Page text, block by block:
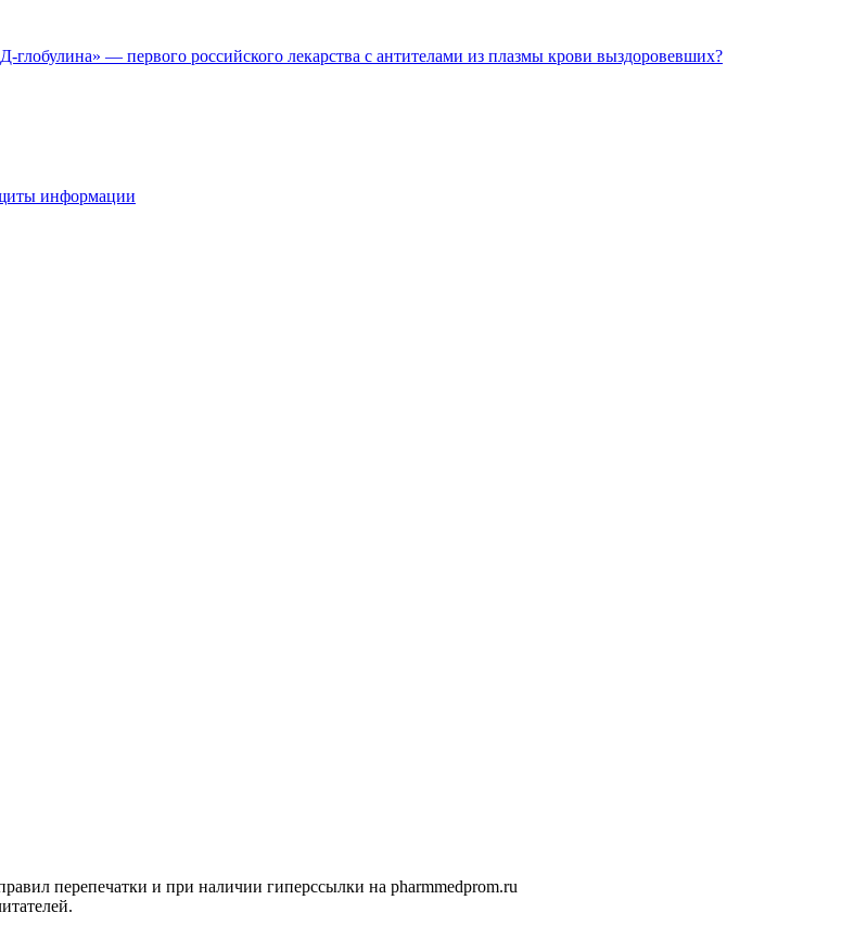
— первого российского лекарства с антителами из плазмы крови выздоровевших?
информации
перепечатки и при наличии гиперссылки на pharmmedprom.ru